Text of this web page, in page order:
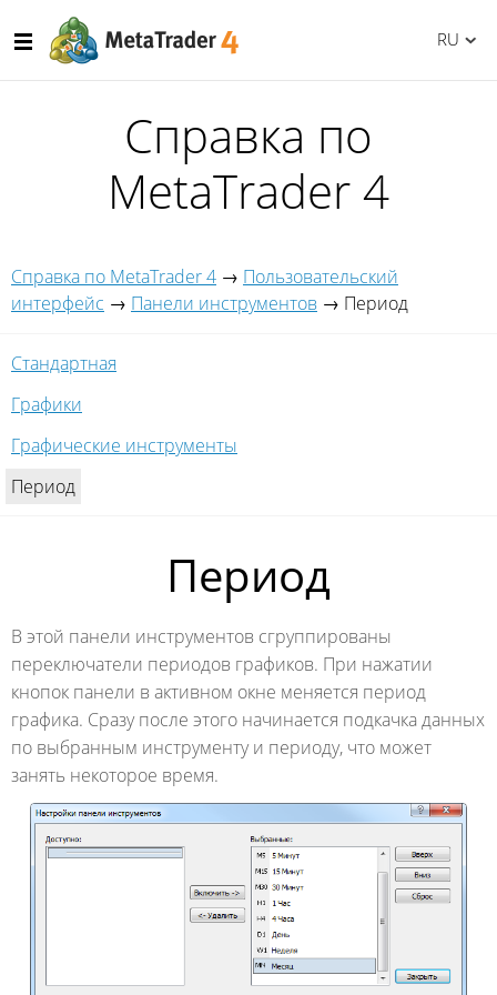
RU
Справка по
MetaTrader 4
Справка по MetaTrader 4 → Пользовательский
интерфейс → Панели инструментов → Период
Стандартная
Графики
Графические инструменты
Период
Период
В этой панели инструментов сгруппированы
переключатели периодов графиков. При нажатии
кнопок панели в активном окне меняется период
графика. Сразу после этого начинается подкачка данных
по выбранным инструменту и периоду, что может
занять некоторое время.